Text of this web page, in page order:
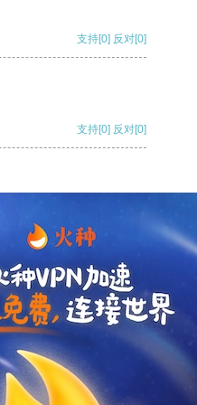
支持[0] 反对[0]
支持[0] 反对[0]
支持 [0] 反对[0]
支持[0] 反对